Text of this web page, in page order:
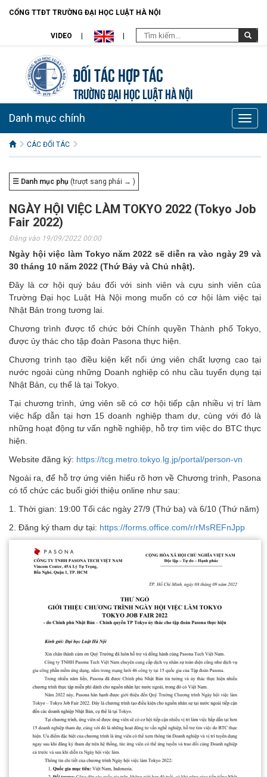
CỔNG TTĐT TRƯỜNG ĐẠI HỌC LUẬT HÀ NỘI
VIDEO
Đối tác hợp tác
TRƯỜNG ĐẠI HỌC LUẬT HÀ NỘI
Toggle
Danh mục chính
CÁC ĐỐI TÁC
☰ Danh mục phụ (trượt sang phải → )
NGÀY HỘI VIỆC LÀM TOKYO 2022 (Tokyo Job
Fair 2022)
Đăng vào 19/09/2022 00:00
Ngày hội việc làm Tokyo năm 2022 sẽ diễn ra vào ngày 29 và
30 tháng 10 năm 2022 (Thứ Bảy và Chủ nhật).
Đây là cơ hội quý báu đối với sinh viên và cựu sinh viên của
Trường Đại học Luật Hà Nội mong muốn có cơ hội làm việc tại
Nhật Bản trong tương lai.
Chương trình được tổ chức bởi Chính quyền Thành phố Tokyo,
được ủy thác cho tập đoàn Pasona thực hiện.
Chương trình tạo điều kiện kết nối ứng viên chất lượng cao tại
nước ngoài cùng những Doanh nghiệp có nhu cầu tuyển dụng tại
Nhật Bản, cụ thể là tại Tokyo.
Tại chương trình, ứng viên sẽ có cơ hội tiếp cận nhiều vị trí làm
việc hấp dẫn tại hơn 15 doanh nghiệp tham dự, cùng với đó là
những hoạt động tư vấn nghề nghiệp, hỗ trợ tìm việc do BTC thực
hiện.
Website đăng ký: https://tcg.metro.tokyo.lg.jp/portal/person-vn
Ngoài ra, để hỗ trợ ứng viên hiểu rõ hơn về Chương trình, Pasona
có tổ chức các buổi giới thiệu online như sau:
1. Thời gian: 19:00 Tối các ngày 27/9 (Thứ ba) và 6/10 (Thứ năm)
2. Đăng ký tham dự tại: https://forms.office.com/r/rMsREFnJpp